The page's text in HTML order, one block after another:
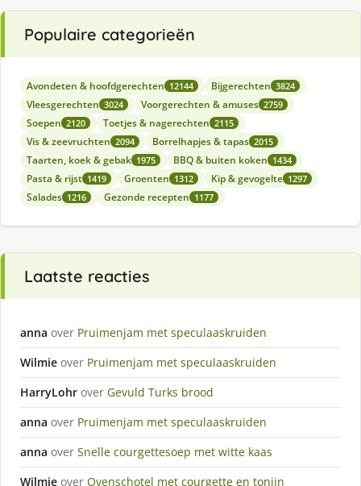
Populaire categorieën
Avondeten & hoofdgerechten 12144 Bijgerechten 3824
Vleesgerechten 3024 Voorgerechten & amuses 2759
Soepen 2120 Toetjes & nagerechten 2115
Vis & zeevruchten 2094 Borrelhapjes & tapas 2015
Taarten, koek & gebak 1975 BBQ & buiten koken 1434
Pasta & rijst 1419 Groenten 1312 Kip & gevogelte 1297
Salades 1216 Gezonde recepten 1177
Laatste reacties
anna over Pruimenjam met speculaaskruiden
Wilmie over Pruimenjam met speculaaskruiden
HarryLohr over Gevuld Turks brood
anna over Pruimenjam met speculaaskruiden
anna over Snelle courgettesoep met witte kaas
Wilmie over Ovenschotel met courgette en tonijn